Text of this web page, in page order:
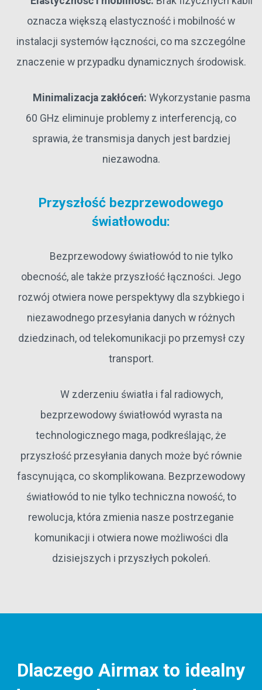
oznacza większą elastyczność i mobilność w
instalacji systemów łączności, co ma szczególne
znaczenie w przypadku dynamicznych środowisk.
Minimalizacja zakłóceń: Wykorzystanie pasma
60 GHz eliminuje problemy z interferencją, co
sprawia, że transmisja danych jest bardziej
niezawodna.
Przyszłość bezprzewodowego
światłowodu:
Bezprzewodowy światłowód to nie tylko
obecność, ale także przyszłość łączności. Jego
rozwój otwiera nowe perspektywy dla szybkiego i
niezawodnego przesyłania danych w różnych
dziedzinach, od telekomunikacji po przemysł czy
transport.
W zderzeniu światła i fal radiowych,
bezprzewodowy światłowód wyrasta na
technologicznego maga, podkreślając, że
przyszłość przesyłania danych może być równie
fascynująca, co skomplikowana. Bezprzewodowy
światłowód to nie tylko techniczna nowość, to
rewolucja, która zmienia nasze postrzeganie
komunikacji i otwiera nowe możliwości dla
dzisiejszych i przyszłych pokoleń.
Dlaczego Airmax to idealny